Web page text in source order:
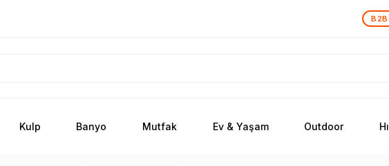
Kulp Banyo Mutfak Ev & Yaşam Outdoor